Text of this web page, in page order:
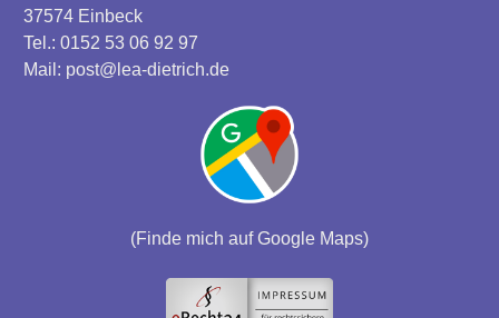
37574 Einbeck
Tel.: 0152 53 06 92 97
Mail: post@lea-dietrich.de
(Finde mich auf Google Maps)